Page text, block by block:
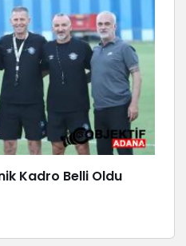
Kadro Belli Oldu